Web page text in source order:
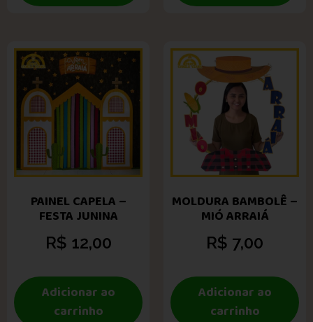
PAINEL CAPELA –
FESTA JUNINA
R$ 12,00
Adicionar ao
carrinho
MOLDURA BAMBOLÊ –
MIÓ ARRAIÁ
R$ 7,00
Adicionar ao
carrinho